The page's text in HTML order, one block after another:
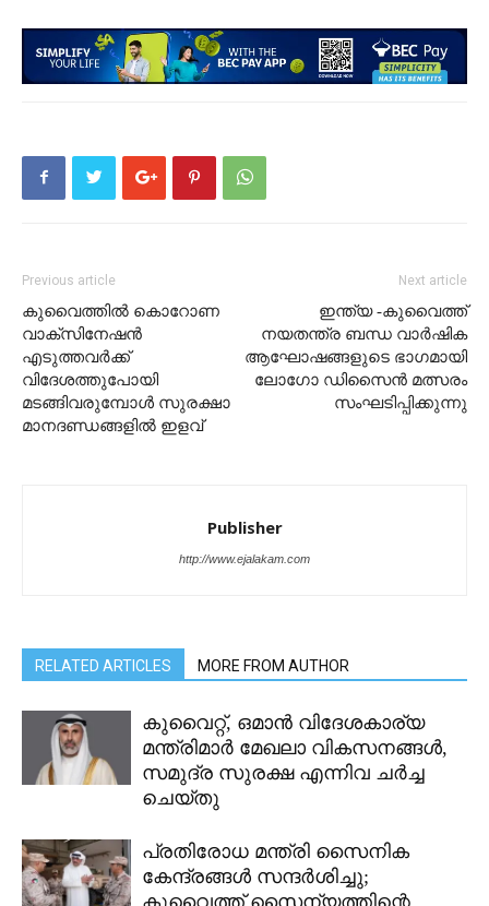
Previous article
കുവൈത്തിൽ കൊറോണ
വാക്സിനേഷൻ
എടുത്തവർക്ക്
വിദേശത്തുപോയി
മടങ്ങിവരുമ്പോൾ സുരക്ഷാ
മാനദണ്ഡങ്ങളിൽ ഇളവ്
Next article
ഇന്ത്യ -കുവൈത്ത്
നയതന്ത്ര ബന്ധ വാർഷിക
ആഘോഷങ്ങളുടെ ഭാഗമായി
ലോഗോ ഡിസൈൻ മത്സരം
സംഘടിപ്പിക്കുന്നു
Publisher
http://www.ejalakam.com
RELATED ARTICLES MORE FROM AUTHOR
കുവൈറ്റ്, ഒമാൻ വിദേശകാര്യ
മന്ത്രിമാർ മേഖലാ വികസനങ്ങൾ,
സമുദ്ര സുരക്ഷ എന്നിവ ചർച്ച
ചെയ്തു
പ്രതിരോധ മന്ത്രി സൈനിക
കേന്ദ്രങ്ങൾ സന്ദർശിച്ചു;
കുവൈത്ത് സൈന്യത്തിന്റെ